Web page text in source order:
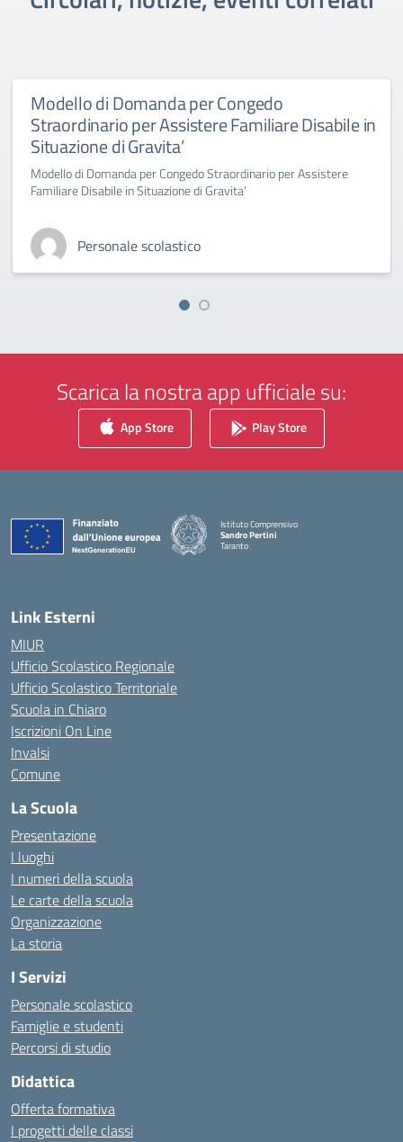
Modello di Domanda per Congedo
Straordinario per Assistere Familiare Disabile in
Situazione di Gravita’
Modello di Domanda per Congedo Straordinario per Assistere
Familiare Disabile in Situazione di Gravita'
Personale scolastico
Scarica la nostra app ufficiale su:
App Store Play Store
Istituto Comprensivo
Sandro Pertini
Taranto
Link Esterni
MIUR
Ufficio Scolastico Regionale
Ufficio Scolastico Territoriale
Scuola in Chiaro
Iscrizioni On Line
Invalsi
Comune
La Scuola
Presentazione
I luoghi
I numeri della scuola
Le carte della scuola
Organizzazione
La storia
I Servizi
Personale scolastico
Famiglie e studenti
Percorsi di studio
Didattica
Offerta formativa
I progetti delle classi